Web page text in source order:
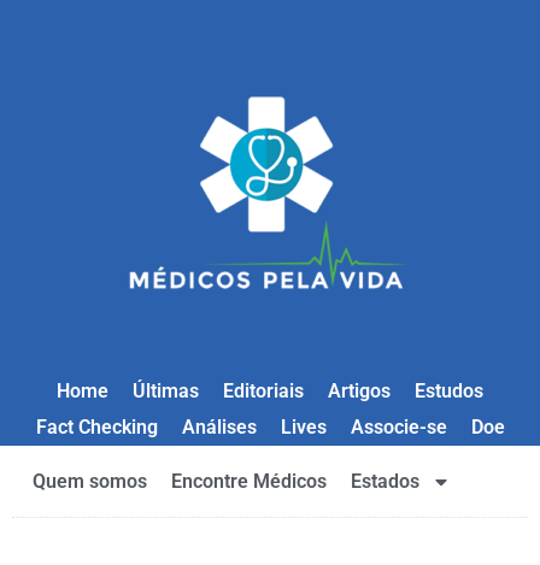
Home Últimas Editoriais Artigos
Estudos
Fact Checking
Análises Lives Associe-se Doe
Quem somos Encontre Médicos Estados